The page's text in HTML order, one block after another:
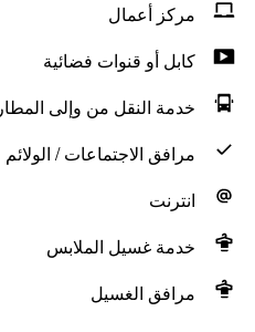
مركز أعمال
كابل أو قنوات فضائية
خدمة النقل من وإلى المطار
مرافق الاجتماعات / الولائم
انترنت
خدمة غسيل الملابس
مرافق الغسيل